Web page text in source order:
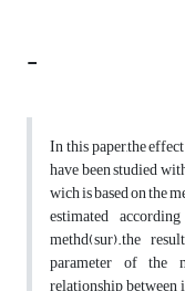
-
In this paper,the
have been studied
wich is based on the
estimated
methd(sur).the
parameter of the